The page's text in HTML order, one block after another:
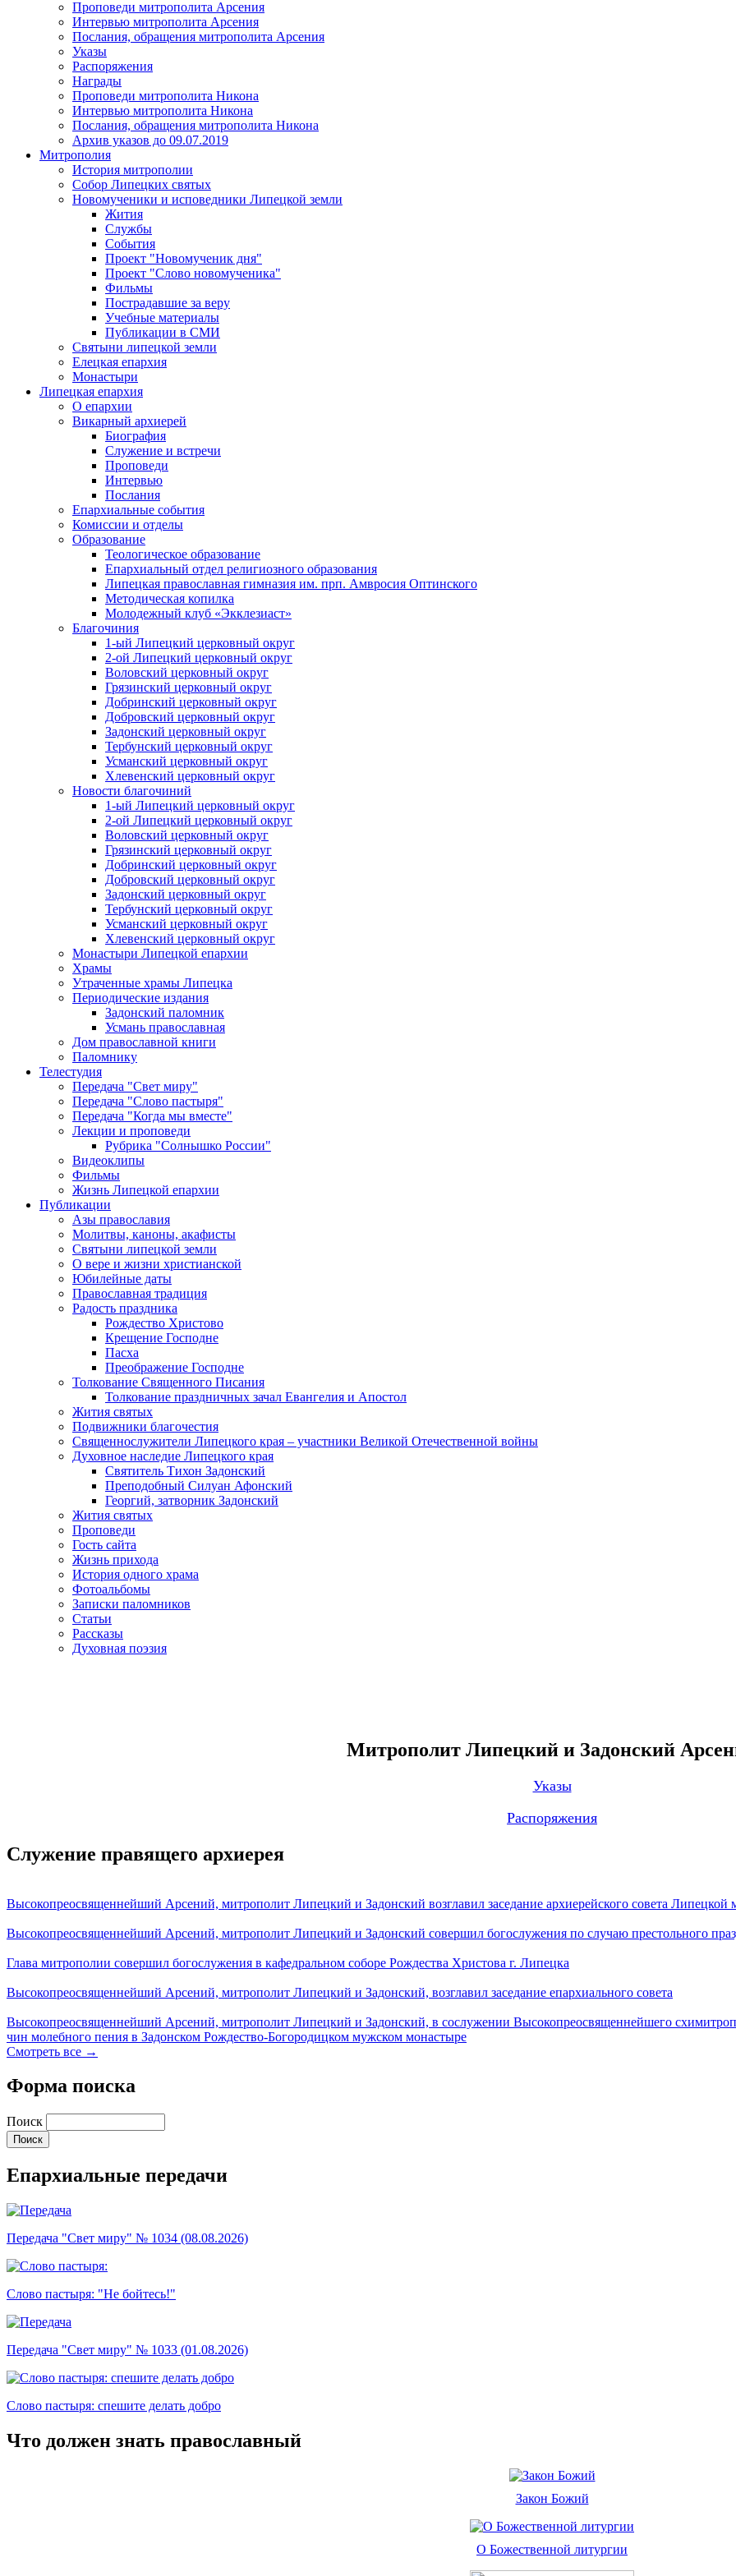
Проповеди митрополита Арсения
Интервью митрополита Арсения
Послания, обращения митрополита Арсения
Указы
Распоряжения
Награды
Проповеди митрополита Никона
Интервью митрополита Никона
Послания, обращения митрополита Никона
Архив указов до 09.07.2019
Митрополия
История митрополии
Собор Липецких святых
Новомученики и исповедники Липецкой земли
Жития
Службы
События
Проект "Новомученик дня"
Проект "Слово новомученика"
Фильмы
Пострадавшие за веру
Учебные материалы
Публикации в СМИ
Святыни липецкой земли
Елецкая епархия
Монастыри
Липецкая епархия
О епархии
Викарный архиерей
Биография
Служение и встречи
Проповеди
Интервью
Послания
Епархиальные события
Комиссии и отделы
Образование
Теологическое образование
Епархиальный отдел религиозного образования
Липецкая православная гимназия им. прп. Амвросия Оптинского
Методическая копилка
Молодежный клуб «Экклезиаст»
Благочиния
1-ый Липецкий церковный округ
2-ой Липецкий церковный округ
Воловский церковный округ
Грязинский церковный округ
Добринский церковный округ
Добровский церковный округ
Задонский церковный округ
Тербунский церковный округ
Усманский церковный округ
Хлевенский церковный округ
Новости благочиний
1-ый Липецкий церковный округ
2-ой Липецкий церковный округ
Воловский церковный округ
Грязинский церковный округ
Добринский церковный округ
Добровский церковный округ
Задонский церковный округ
Тербунский церковный округ
Усманский церковный округ
Хлевенский церковный округ
Монастыри Липецкой епархии
Храмы
Утраченные храмы Липецка
Периодические издания
Задонский паломник
Усмань православная
Дом православной книги
Паломнику
Телестудия
Передача "Свет миру"
Передача "Слово пастыря"
Передача "Когда мы вместе"
Лекции и проповеди
Рубрика "Солнышко России"
Видеоклипы
Фильмы
Жизнь Липецкой епархии
Публикации
Азы православия
Молитвы, каноны, акафисты
Святыни липецкой земли
О вере и жизни христианской
Юбилейные даты
Православная традиция
Радость праздника
Рождество Христово
Крещение Господне
Пасха
Преображение Господне
Толкование Священного Писания
Толкование праздничных зачал Евангелия и Апостол
Жития святых
Подвижники благочестия
Священнослужители Липецкого края – участники Великой Отечественной войны
Духовное наследие Липецкого края
Святитель Тихон Задонский
Преподобный Силуан Афонский
Георгий, затворник Задонский
Жития святых
Проповеди
Гость сайта
Жизнь прихода
История одного храма
Фотоальбомы
Записки паломников
Статьи
Рассказы
Духовная поэзия
Митрополит Липецкий и Задонский
Указы
Распоряжения
Служение правящего архиерея
Высокопреосвященнейший Арсений, митрополит Липецкий и Задонский возглавил заседание архиерейского совета Липецкой
Высокопреосвященнейший Арсений, митрополит Липецкий и Задонский совершил богослужения по случаю престольного
Глава митрополии совершил богослужения в кафедральном соборе Рождества Христова г. Липецка
Высокопреосвященнейший Арсений, митрополит Липецкий и Задонский, возглавил заседание епархиального совета
Высокопреосвященнейший Арсений, митрополит Липецкий и Задонский, в сослужении Высокопреосвященнейшего
чин молебного пения в Задонском Рождество-Богородицком мужском монастыре
Смотреть все →
Форма поиска
Поиск
Епархиальные передачи
Передача "Свет миру" № 1034 (08.08.2026)
Слово пастыря: "Не бойтесь!"
Передача "Свет миру" № 1033 (01.08.2026)
Слово пастыря: спешите делать добро
Что должен знать православный
Закон Божий
О Божественной литургии